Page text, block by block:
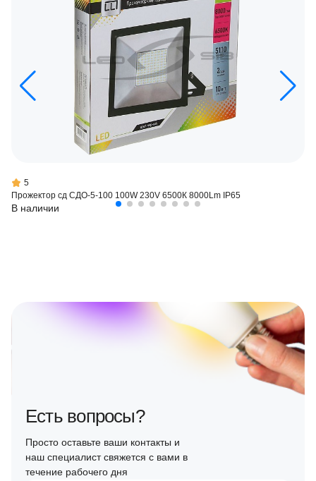
5
Прожектор сд СДО-5-100 100W 230V 6500К 8000Lm IP65
В наличии
Есть вопросы?
Просто оставьте ваши контакты и
наш специалист свяжется с вами в
течение рабочего дня